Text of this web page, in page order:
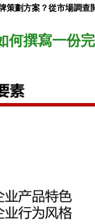
策劃方案？從市場調查
何撰寫一份